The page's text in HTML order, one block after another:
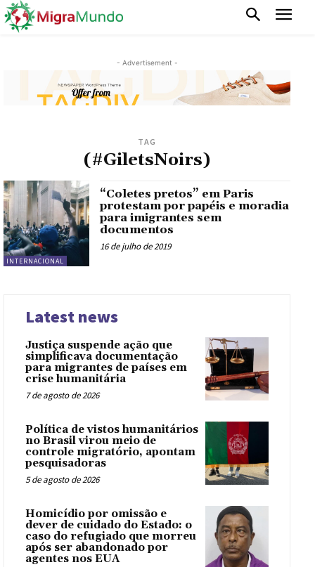
- Advertisement -
TAG
(#GiletsNoirs)
INTERNACIONAL
“Coletes pretos” em Paris
protestam por papéis e moradia
para imigrantes sem
documentos
16 de julho de 2019
Latest news
Justiça suspende ação que
simplificava documentação
para migrantes de países em
crise humanitária
7 de agosto de 2026
Política de vistos humanitários
no Brasil virou meio de
controle migratório, apontam
pesquisadoras
5 de agosto de 2026
Homicídio por omissão e
dever de cuidado do Estado: o
caso do refugiado que morreu
após ser abandonado por
agentes nos EUA